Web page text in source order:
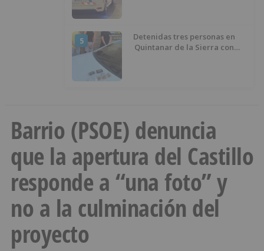
5
Detenidas tres personas en
Quintanar de la Sierra con
Barrio (PSOE) denuncia
que la apertura del Castillo
responde a “una foto” y
no a la culminación del
proyecto